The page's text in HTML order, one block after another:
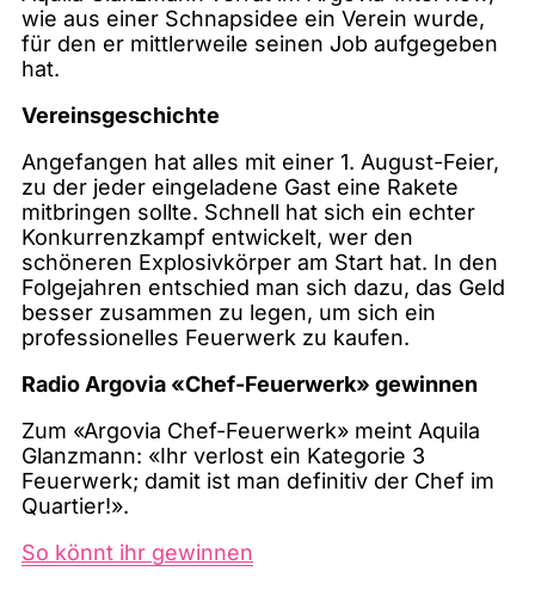
wie aus einer Schnapsidee ein Verein wurde,
für den er mittlerweile seinen Job aufgegeben
hat.
Vereinsgeschichte
Angefangen hat alles mit einer 1. August-Feier,
zu der jeder eingeladene Gast eine Rakete
mitbringen sollte. Schnell hat sich ein echter
Konkurrenzkampf entwickelt, wer den
schöneren Explosivkörper am Start hat. In den
Folgejahren entschied man sich dazu, das Geld
besser zusammen zu legen, um sich ein
professionelles Feuerwerk zu kaufen.
Radio Argovia «Chef-Feuerwerk» gewinnen
Zum «Argovia Chef-Feuerwerk» meint Aquila
Glanzmann: «Ihr verlost ein Kategorie 3
Feuerwerk; damit ist man definitiv der Chef im
Quartier!».
So könnt ihr gewinnen